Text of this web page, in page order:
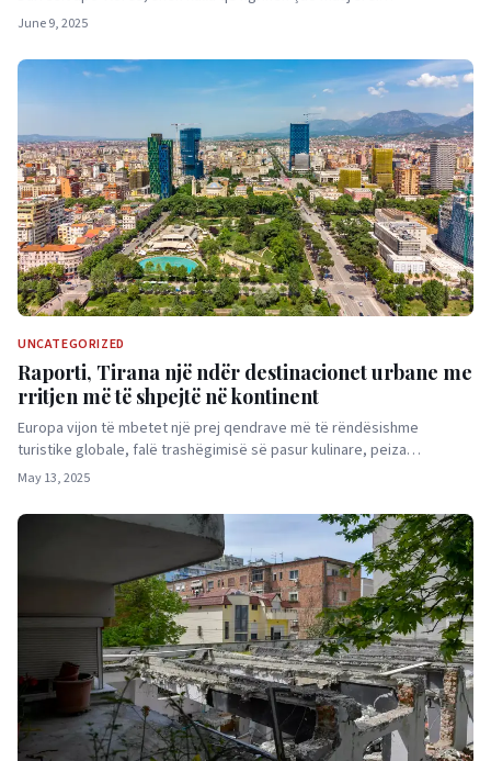
June 9, 2025
UNCATEGORIZED
Raporti, Tirana një ndër destinacionet urbane me
rritjen më të shpejtë në kontinent
Europa vijon të mbetet një prej qendrave më të rëndësishme
turistike globale, falë trashëgimisë së pasur kulinare, peiza…
May 13, 2025